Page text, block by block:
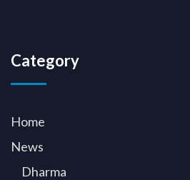
Category
Home
News
Dharma